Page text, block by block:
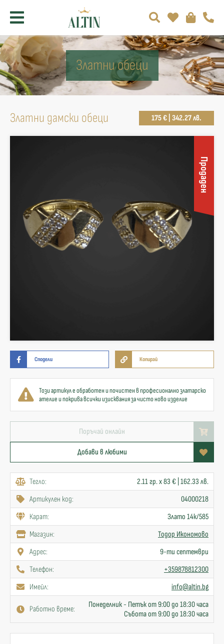
Златни обеци
Златни дамски обеци 175 € | 342.27 лв.
Продаден
Сподели Копирай
Този артикул е обработен и почистен в професионално златарско
ателие и покрива всички изисквания за чисто ново изделие
Поръчай онлайн
Добави в любими
Тегло:
2.11 гр. x 83 € | 162.33 лв.
Артикулен код:
04000218
Карат:
Злато 14к/585
Mагазин:
Тодор Икономово
Адрес:
9-ти септември
Телефон:
+359878812300
Имейл:
info@altin.bg
Работно време:
Понеделник - Петък от 9:00 до 18:30 часа
Събота от 9:00 до 18:30 часа